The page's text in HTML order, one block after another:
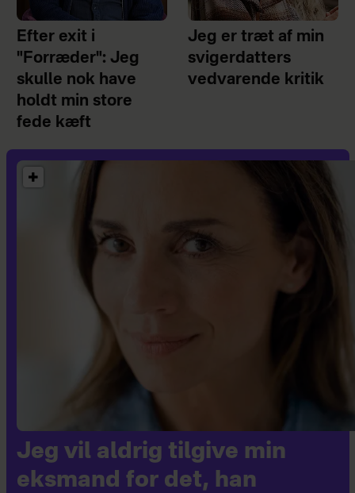
Efter exit i
"Forræder": Jeg
skulle nok have
holdt min store
fede kæft
Jeg er træt af min
svigerdatters
vedvarende kritik
Jeg vil aldrig tilgive min
eksmand for det, han